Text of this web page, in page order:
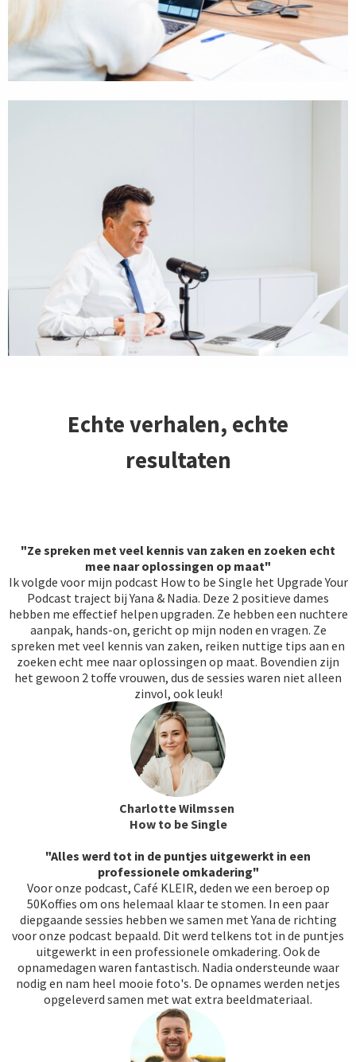
Echte verhalen, echte
resultaten
"Ze spreken met veel kennis van zaken en zoeken echt
mee naar oplossingen op maat"
Ik volgde voor mijn podcast How to be Single het Upgrade Your
Podcast traject bij Yana & Nadia. Deze 2 positieve dames
hebben me effectief helpen upgraden. Ze hebben een nuchtere
aanpak, hands-on, gericht op mijn noden en vragen. Ze
spreken met veel kennis van zaken, reiken nuttige tips aan en
zoeken echt mee naar oplossingen op maat. Bovendien zijn
het gewoon 2 toffe vrouwen, dus de sessies waren niet alleen
zinvol, ook leuk!
Charlotte Wilmssen
How to be Single
"Alles werd tot in de puntjes uitgewerkt in een
professionele omkadering"
Voor onze podcast, Café KLEIR, deden we een beroep op
50Koffies om ons helemaal klaar te stomen. In een paar
diepgaande sessies hebben we samen met Yana de richting
voor onze podcast bepaald. Dit werd telkens tot in de puntjes
uitgewerkt in een professionele omkadering. Ook de
opnamedagen waren fantastisch. Nadia ondersteunde waar
nodig en nam heel mooie foto's. De opnames werden netjes
opgeleverd samen met wat extra beeldmateriaal.